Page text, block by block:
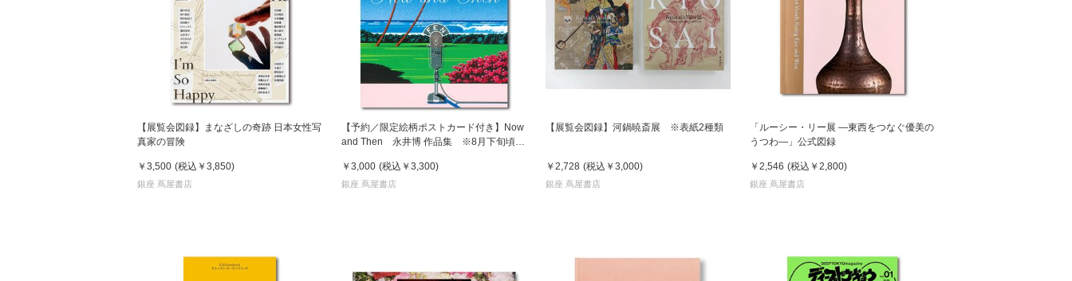
【展覧会図録】まなざしの奇跡 日本女性写
真家の冒険
￥3,500 (税込 ￥3,850)
銀座 蔦屋書店
【予約／限定絵柄ポストカード付き】Now
and Then 永井博 作品集 ※8月下旬頃の
￥3,000 (税込 ￥3,300)
銀座 蔦屋書店
【展覧会図録】河鍋暁斎展 ※表紙2種類
￥2,728 (税込 ￥3,000)
銀座 蔦屋書店
「ルーシー・リー展 ―東西をつなぐ優美の
うつわ―」公式図録
￥2,546 (税込 ￥2,800)
銀座 蔦屋書店